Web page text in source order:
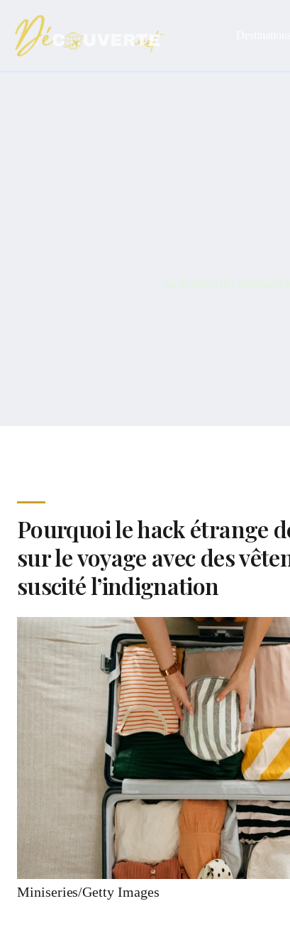
contenu
Le dilemme des vêtements
Pourquoi le hack étrange
sur le voyage avec des
suscité l’indignation
Miniseries/Getty Images